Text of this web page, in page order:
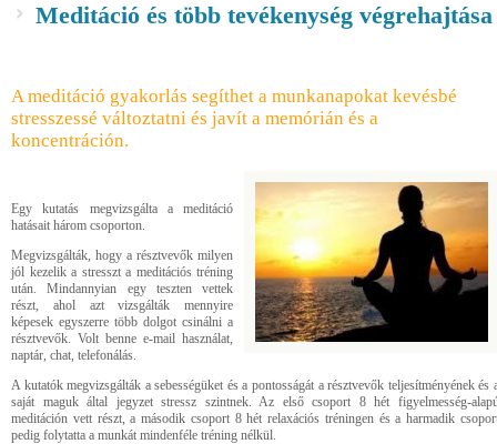
Meditáció és több tevékenység
A meditáció gyakorlás segíthet a munkanapokat kevésbé
stresszessé változtatni és javít a memórián és a
koncentráción.
Egy kutatás megvizsgálta a meditáció
hatásait három csoporton.
Megvizsgálták, hogy a résztvevők milyen
jól kezelik a stresszt a meditációs tréning
után. Mindannyian egy teszten vettek
részt, ahol azt vizsgálták mennyire
képesek egyszerre több dolgot csinálni a
résztvevők. Volt benne e-mail használat,
naptár, chat, telefonálás.
A kutatók megvizsgálták a sebességüket és a pontosságát a résztvevők teljesítményének és
saját maguk által jegyzet stressz szintnek. Az első csoport 8 hét figyelmesség-
meditáción vett részt, a második csoport 8 hét relaxációs tréningen és a harmadik
pedig folytatta a munkát mindenféle tréning nélkül.